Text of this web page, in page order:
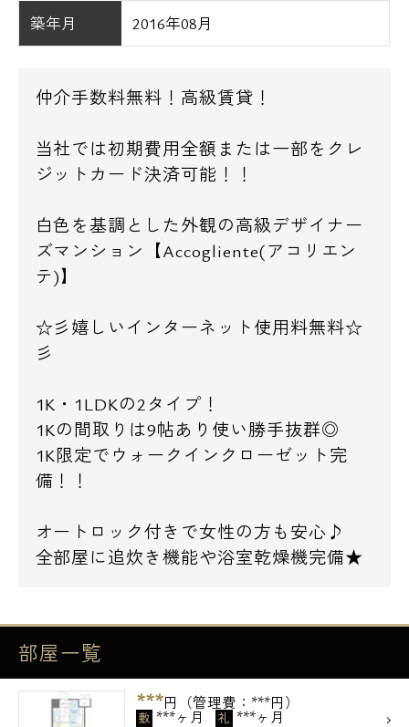
築年月 2016年08月
仲介手数料無料！高級賃貸！
当社では初期費用全額または一部をクレ
ジットカード決済可能！！
白色を基調とした外観の高級デザイナー
ズマンション【Accogliente(アコリエン
テ)】
☆彡嬉しいインターネット使用料無料☆
彡
1K・1LDKの2タイプ！
1Kの間取りは9帖あり使い勝手抜群◎
1K限定でウォークインクローゼット完
備！！
オートロック付きで女性の方も安心♪
全部屋に追炊き機能や浴室乾燥機完備★
部屋一覧
***円（管理費：***円）
敷 ***ヶ月 礼 ***ヶ月